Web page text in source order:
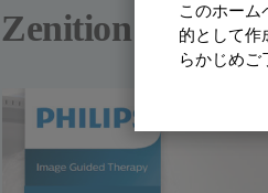
このホーム
的として作
らかじめご
Zenition